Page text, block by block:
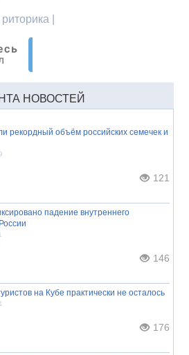
|
НОВОСТЕЙ
рекордный объём российских семечек и
121
падение внутреннего
146
на Кубе практически не осталось
176